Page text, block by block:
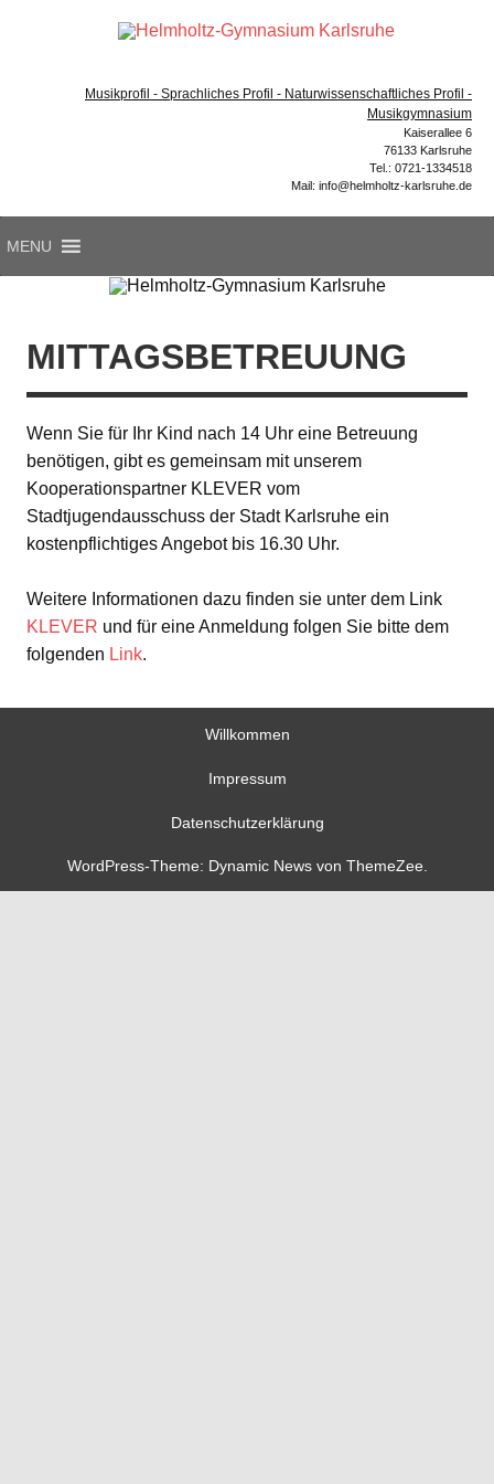
Musikprofil - Sprachliches Profil - Naturwissenschaftliches Profil -
Musikgymnasium
Kaiserallee 6
76133 Karlsruhe
Tel.: 0721-1334518
Mail: info@helmholtz-karlsruhe.de
MENU
MITTAGSBETREUUNG
Wenn Sie für Ihr Kind nach 14 Uhr eine Betreuung
benötigen, gibt es gemeinsam mit unserem
Kooperationspartner KLEVER vom
Stadtjugendausschuss der Stadt Karlsruhe ein
kostenpflichtiges Angebot bis 16.30 Uhr.
Weitere Informationen dazu finden sie unter dem Link
KLEVER und für eine Anmeldung folgen Sie bitte dem
folgenden Link.
Willkommen
Impressum
Datenschutzerklärung
WordPress-Theme: Dynamic News von ThemeZee.